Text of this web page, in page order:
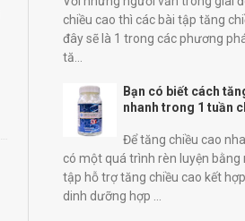
chiều cao thì các bài tập tăng
đây sẽ là 1 trong các phương
tă...
Bạn có biết cách
nhanh trong 1 tuần
Để tăng chiều cao
có một quá trình rèn luyện bằng
tập hỗ trợ tăng chiều cao kết
dinh dưỡng hợp ...